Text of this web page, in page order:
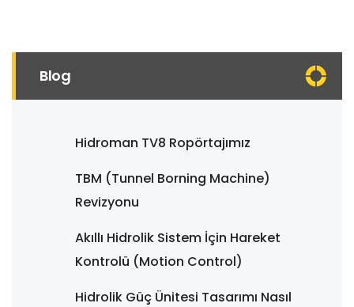
Blog
Hidroman TV8 Ropörtajımız
TBM (Tunnel Borning Machine)
Revizyonu
Akıllı Hidrolik Sistem İçin Hareket
Kontrolü (Motion Control)
Hidrolik Güç Ünitesi Tasarımı Nasıl